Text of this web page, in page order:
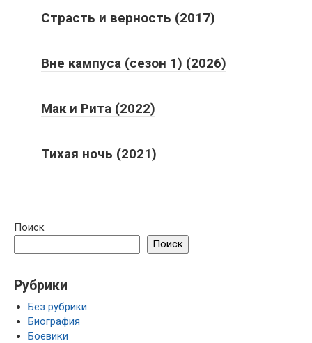
Страсть и верность (2017)
Вне кампуса (сезон 1) (2026)
Мак и Рита (2022)
Тихая ночь (2021)
Поиск
Поиск
Рубрики
Без рубрики
Биография
Боевики